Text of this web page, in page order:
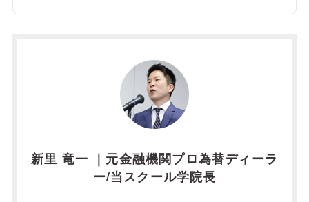
新里 竜一 ｜元金融機関プロ為替ディーラ
ー/当スクール学院長